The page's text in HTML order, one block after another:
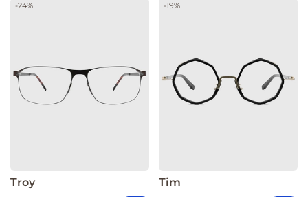
-24%
Troy
-19%
Tim